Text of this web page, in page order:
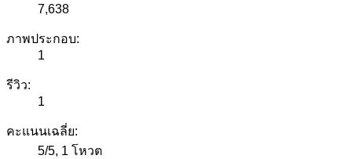
7,638
ภาพประกอบ:
1
รีวิว:
1
คะแนนเฉลี่ย:
5/5, 1 โหวต